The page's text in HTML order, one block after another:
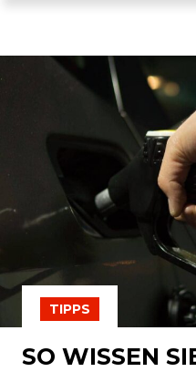
TIPPS
SO WISSEN